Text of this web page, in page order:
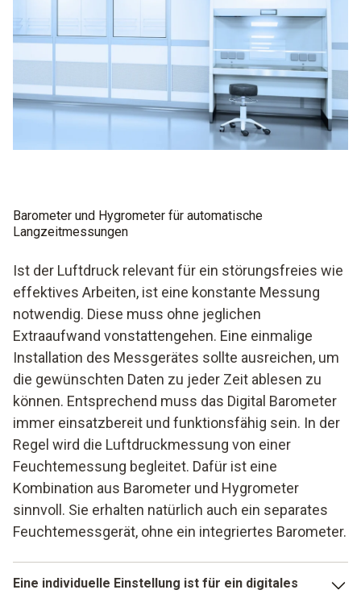
Kombiniert mit Feuchtemessgerät
Barometer und Hygrometer für automatische
Langzeitmessungen
Ist der Luftdruck relevant für ein störungsfreies wie
effektives Arbeiten, ist eine konstante Messung
notwendig. Diese muss ohne jeglichen
Extraaufwand vonstattengehen. Eine einmalige
Installation des Messgerätes sollte ausreichen, um
die gewünschten Daten zu jeder Zeit ablesen zu
können. Entsprechend muss das Digital Barometer
immer einsatzbereit und funktionsfähig sein. In der
Regel wird die Luftdruckmessung von einer
Feuchtemessung begleitet. Dafür ist eine
Kombination aus Barometer und Hygrometer
sinnvoll. Sie erhalten natürlich auch ein separates
Feuchtemessgerät, ohne ein integriertes Barometer.
Eine individuelle Einstellung ist für ein digitales